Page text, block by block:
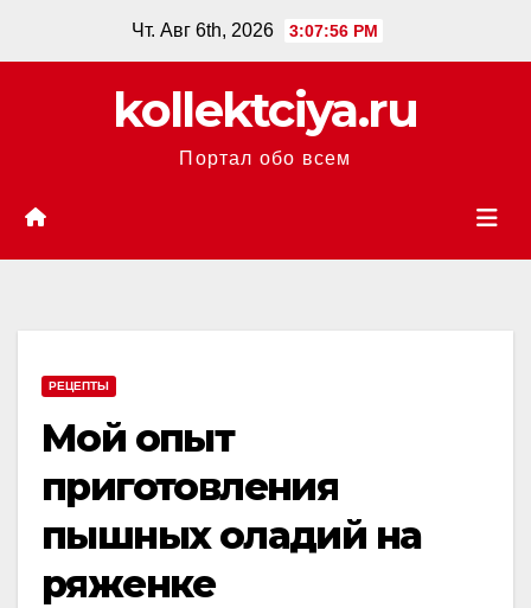
Чт. Авг 6th, 2026 3:07:57 PM
kollektciya.ru
Портал обо всем
РЕЦЕПТЫ
Мой опыт
приготовления
пышных оладий на
ряженке